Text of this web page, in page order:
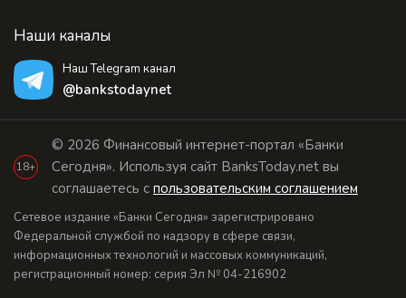
Наши каналы
Наш Telegram канал
@bankstodaynet
18+
© 2026 Финансовый интернет-портал «Банки
Сегодня». Используя сайт BanksToday.net вы
соглашаетесь с пользовательским соглашением
Сетевое издание «Банки Сегодня» зарегистрировано
Федеральной службой по надзору в сфере связи,
информационных технологий и массовых коммуникаций,
регистрационный номер: серия Эл № 04-216902